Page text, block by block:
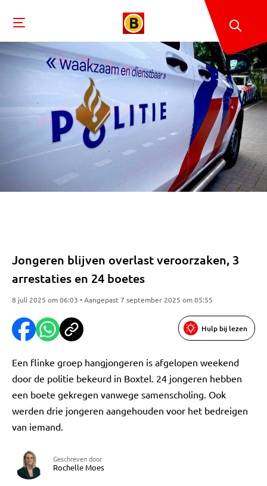
Jongeren blijven overlast veroorzaken, 3
arrestaties en 24 boetes
8 juli 2025 om 06:03 • Aangepast 7 september 2025 om 05:55
Hulp bij lezen
Een flinke groep hangjongeren is afgelopen weekend
door de politie bekeurd in Boxtel. 24 jongeren hebben
een boete gekregen vanwege samenscholing. Ook
werden drie jongeren aangehouden voor het bedreigen
van iemand.
Geschreven door
Rochelle Moes